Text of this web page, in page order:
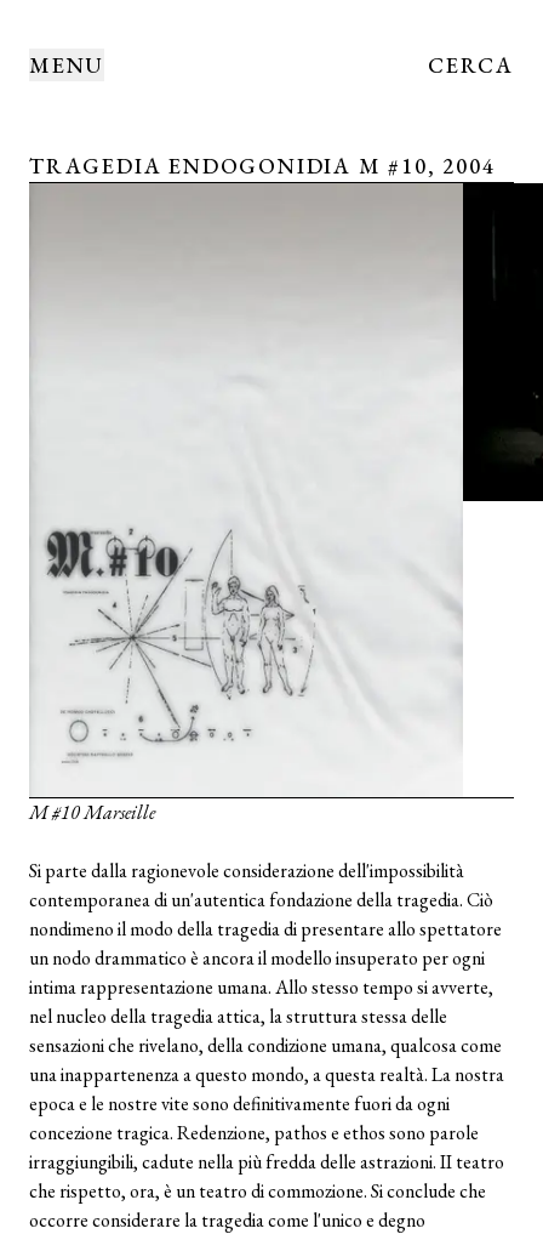
MENU CERCA
TRAGEDIA ENDOGONIDIA M #10, 2004
M #10 Marseille
Si parte dalla ragionevole considerazione dell'impossibilità
contemporanea di un'autentica fondazione della tragedia. Ciò
nondimeno il modo della tragedia di presentare allo spettatore
un nodo drammatico è ancora il modello insuperato per ogni
intima rappresentazione umana. Allo stesso tempo si avverte,
nel nucleo della tragedia attica, la struttura stessa delle
sensazioni che rivelano, della condizione umana, qualcosa come
una inappartenenza a questo mondo, a questa realtà. La nostra
epoca e le nostre vite sono definitivamente fuori da ogni
concezione tragica. Redenzione, pathos e ethos sono parole
irraggiungibili, cadute nella più fredda delle astrazioni. II teatro
che rispetto, ora, è un teatro di commozione. Si conclude che
occorre considerare la tragedia come l'unico e degno